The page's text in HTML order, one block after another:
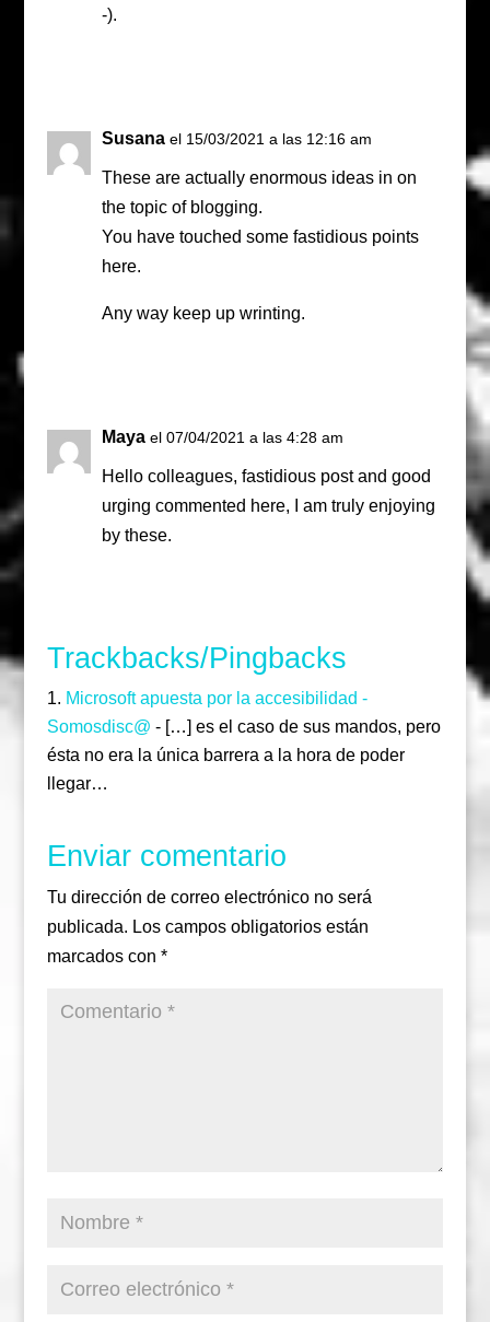
-).
Susana el 15/03/2021 a las 12:16 am
These are actually enormous ideas in on
the topic of blogging.
You have touched some fastidious points
here.
Any way keep up wrinting.
Maya el 07/04/2021 a las 4:28 am
Hello colleagues, fastidious post and good
urging commented here, I am truly enjoying
by these.
Trackbacks/Pingbacks
Microsoft apuesta por la accesibilidad -
Somosdisc@ - […] es el caso de sus mandos, pero
ésta no era la única barrera a la hora de poder
llegar…
Enviar comentario
Tu dirección de correo electrónico no será
publicada. Los campos obligatorios están
marcados con *